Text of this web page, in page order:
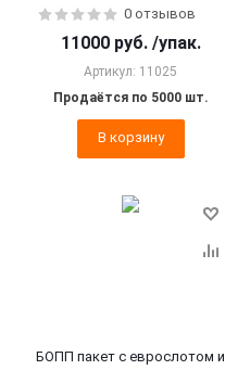
0 отзывов
11000 руб. /упак.
Артикул: 11025
Продаётся по 5000 шт.
В корзину
БОПП пакет с еврослотом и